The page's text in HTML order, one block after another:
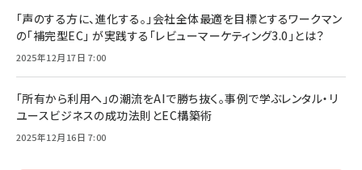
「声のする方に、進化する。」会社全体最適を目標とするワークマン
の「補完型EC」 が実践する「レビューマーケティング3.0」とは？
2025年12月17日 7:00
「所有から利用へ」の潮流をAIで勝ち抜く。事例で学ぶレンタル・リ
ユースビジネスの成功法則とEC構築術
2025年12月16日 7:00